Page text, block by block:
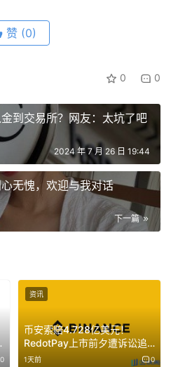
英国等地限制其服务，影响了
。
的任何投资承担责任。我们强烈
进行独立研究或咨询合格的专业
赞 (0)
0 0
到交易所？网友：太坑了吧
2024 年 7 月 26 日 19:44
无愧，欢迎与我对话
下一篇
0
币安索赔4.728亿美元！
RedotPay上市前夕遭诉讼追
问增长模式
1天前 0
资讯